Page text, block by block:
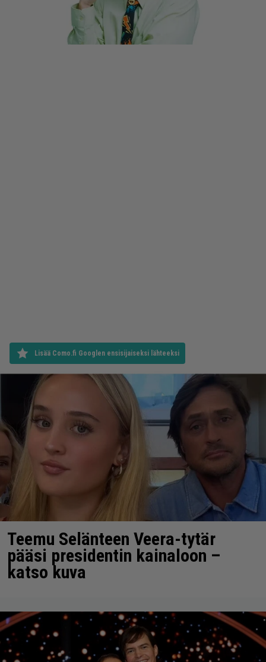
Lisää Como.fi Googlen ensisijaiseksi lähteeksi
Teemu Selänteen Veera-tytär
pääsi presidentin kainaloon –
katso kuva